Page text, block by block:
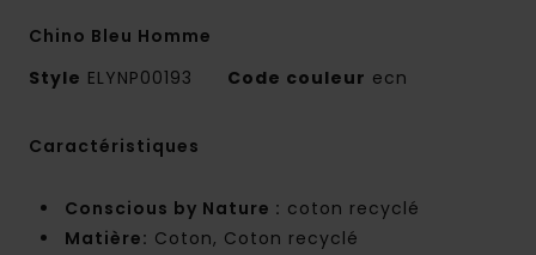
Chino Bleu Homme
Style ELYNP00193 Code couleur ecn
Caractéristiques
Conscious by Nature : coton recyclé
Matière: Coton, Coton recyclé